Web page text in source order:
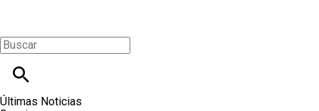
Últimas Noticias